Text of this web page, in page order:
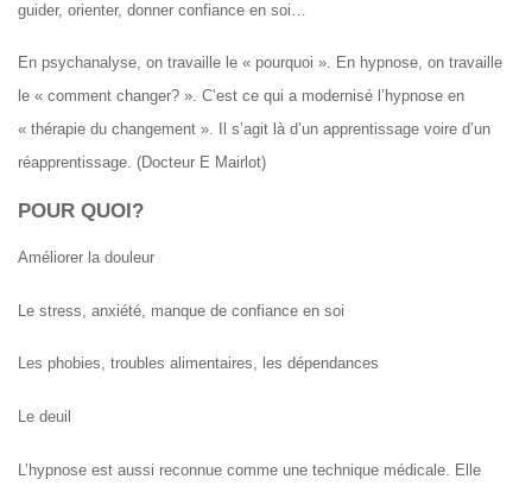
guider, orienter, donner confiance en soi…
En psychanalyse, on travaille le « pourquoi ». En hypnose, on travaille
le « comment changer? ». C’est ce qui a modernisé l’hypnose en
« thérapie du changement ». Il s’agit là d’un apprentissage voire d’un
réapprentissage. (Docteur E Mairlot)
POUR QUOI?
Améliorer la douleur
Le stress, anxiété, manque de confiance en soi
Les phobies, troubles alimentaires, les dépendances
Le deuil
L’hypnose est aussi reconnue comme une technique médicale. Elle